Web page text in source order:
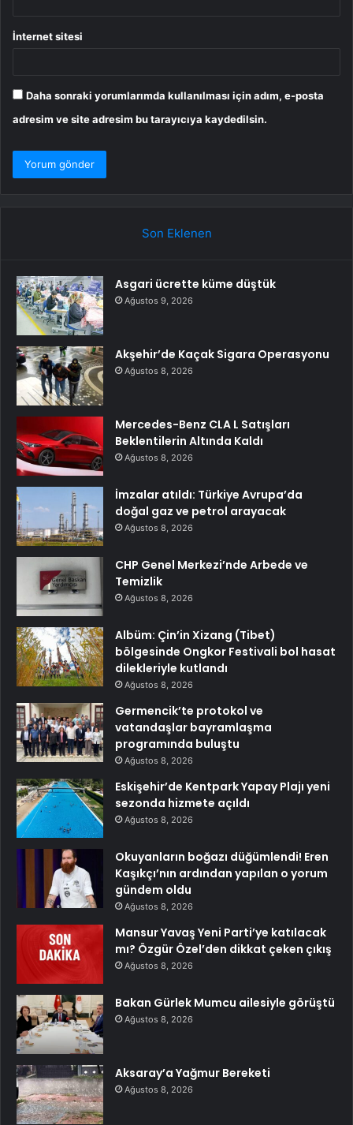
İnternet sitesi
Daha sonraki yorumlarımda kullanılması için adım, e-posta
adresim ve site adresim bu tarayıcıya kaydedilsin.
Son Eklenen
Asgari ücrette küme düştük
Ağustos 9, 2026
Akşehir’de Kaçak Sigara Operasyonu
Ağustos 8, 2026
Mercedes-Benz CLA L Satışları
Beklentilerin Altında Kaldı
Ağustos 8, 2026
İmzalar atıldı: Türkiye Avrupa’da
doğal gaz ve petrol arayacak
Ağustos 8, 2026
CHP Genel Merkezi’nde Arbede ve
Temizlik
Ağustos 8, 2026
Albüm: Çin’in Xizang (Tibet)
bölgesinde Ongkor Festivali bol hasat
dilekleriyle kutlandı
Ağustos 8, 2026
Germencik’te protokol ve
vatandaşlar bayramlaşma
programında buluştu
Ağustos 8, 2026
Eskişehir’de Kentpark Yapay Plajı yeni
sezonda hizmete açıldı
Ağustos 8, 2026
Okuyanların boğazı düğümlendi! Eren
Kaşıkçı’nın ardından yapılan o yorum
gündem oldu
Ağustos 8, 2026
Mansur Yavaş Yeni Parti’ye katılacak
mı? Özgür Özel’den dikkat çeken çıkış
Ağustos 8, 2026
Bakan Gürlek Mumcu ailesiyle görüştü
Ağustos 8, 2026
Aksaray’a Yağmur Bereketi
Ağustos 8, 2026